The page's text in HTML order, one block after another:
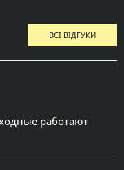
ВСІ ВІДГУКИ
работают